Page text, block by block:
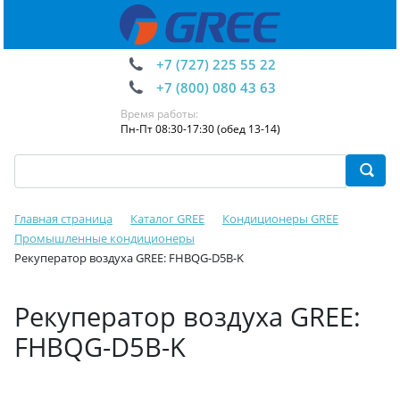
+7 (727) 225 55 22
+7 (800) 080 43 63
Время работы:
Пн-Пт 08:30-17:30 (обед 13-14)
Главная страница Каталог GREE
Кондиционеры GREE
Промышленные кондиционеры
Рекуператор воздуха GREE: FHBQG-D5B-K
Рекуператор воздуха GREE:
FHBQG-D5B-K